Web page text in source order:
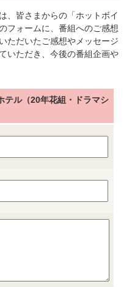
、皆さまからの「ホットボイ
フォームに、番組へのご感想
ただいたご感想やメッセージ
いただき、今後の番組企画や
テル（20年花組・ドラマシ